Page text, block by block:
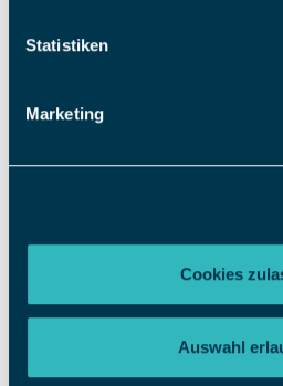
Statistiken
Marketing
Cookies
Auswahl
kostenlos - nur für
0800
Stromausfall
Informationen und Meldung
StörungsAuskunft.de